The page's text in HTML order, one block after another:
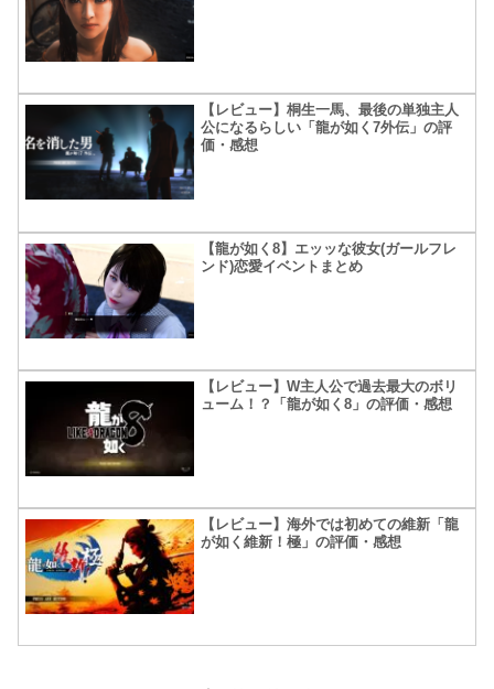
【レビュー】桐生一馬、最後の単独主人
公になるらしい「龍が如く7外伝」の評
価・感想
【龍が如く8】エッッな彼女(ガールフレ
ンド)恋愛イベントまとめ
【レビュー】W主人公で過去最大のボリ
ューム！？「龍が如く8」の評価・感想
【レビュー】海外では初めての維新「龍
が如く維新！極」の評価・感想